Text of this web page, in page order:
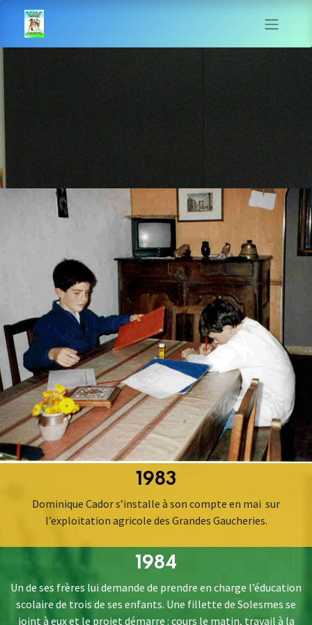
1983
Dominique Cador s’installe à son compte en mai sur
l’exploitation agricole des Grandes Gaucheries.
1984
Un de ses frères lui demande de prendre en charge l’éducation
scolaire de trois de ses enfants. Une fillette de Solesmes se
joint à eux et le projet démarre : cours le matin, travail à la